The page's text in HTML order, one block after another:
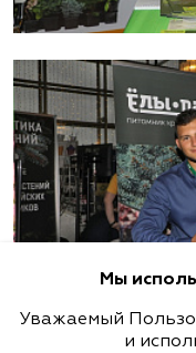
Мы
Уважаемый
и